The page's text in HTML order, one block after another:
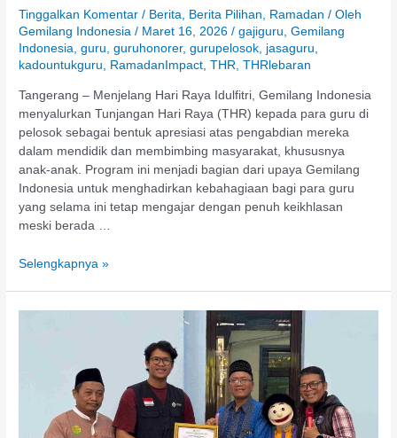
Tinggalkan Komentar / Berita, Berita Pilihan, Ramadan / Oleh
Gemilang Indonesia/ Maret 16, 2026/gajiguru,Gemilang
Indonesia,guru,guruhonorer,gurupelosok, jasaguru,
kadountukguru, RamadanImpact,THR,THRlebaran
Tangerang – Menjelang Hari Raya Idulfitri, Gemilang Indonesia
menyalurkan Tunjangan Hari Raya (THR) kepada para guru di
pelosok sebagai bentuk apresiasi atas pengabdian mereka
dalam mendidik dan membimbing masyarakat, khususnya
anak-anak. Program ini menjadi bagian dari upaya Gemilang
Indonesia untuk menghadirkan kebahagiaan bagi para guru
yang selama ini tetap mengajar dengan penuh keikhlasan
meski berada …
Selengkapnya »
Ramadan,